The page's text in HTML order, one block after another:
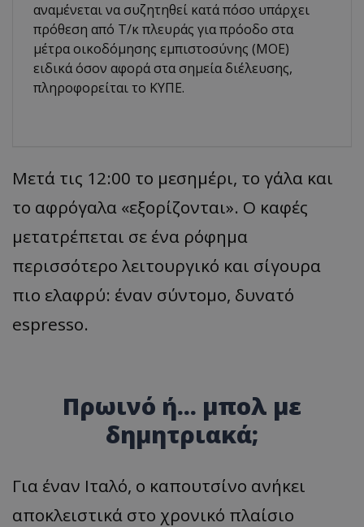
αναμένεται να συζητηθεί κατά πόσο υπάρχει
πρόθεση από Τ/κ πλευράς για πρόοδο στα
μέτρα οικοδόμησης εμπιστοσύνης (ΜΟΕ)
ειδικά όσον αφορά στα σημεία διέλευσης,
πληροφορείται το ΚΥΠΕ.
Μετά τις 12:00 το μεσημέρι, το γάλα και
το αφρόγαλα «εξορίζονται». Ο καφές
μετατρέπεται σε ένα ρόφημα
περισσότερο λειτουργικό και σίγουρα
πιο ελαφρύ: έναν σύντομο, δυνατό
espresso.
Πρωινό ή... μπολ με
δημητριακά;
Για έναν Ιταλό, ο καπουτσίνο ανήκει
αποκλειστικά στο χρονικό πλαίσιο